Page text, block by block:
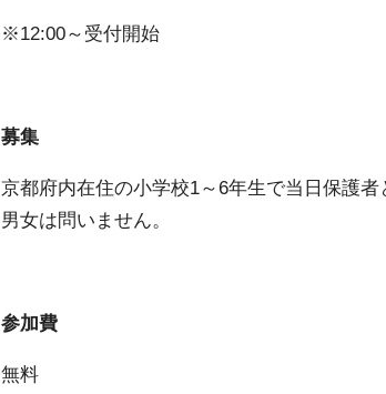
※12:00～受付開始
募集
京都府内在住の小学校1～6年生で当日保護者
男女は問いません。
参加費
無料